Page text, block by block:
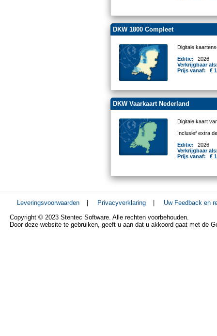
DKW 1800 Compleet
Digitale
Editie:
2026
Verkrijgbaar
Prijs vanaf:
€
DKW Vaarkaart Nederland
Digitale kaart
Inclusief extra
Editie:
2026
Verkrijgbaar
Prijs vanaf:
€
Leveringsvoorwaarden | Privacyverklaring |
Uw Feedback en
Copyright © 2023 Stentec Software. Alle rechten voorbehouden.
Door deze website te gebruiken, geeft u aan dat u akkoord gaat met de